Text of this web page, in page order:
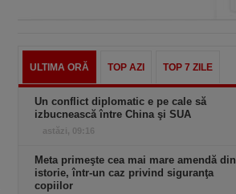
ULTIMA ORĂ TOP AZI TOP 7 ZILE
Un conflict diplomatic e pe cale să
izbucnească între China şi SUA
astăzi, 09:16
Meta primeşte cea mai mare amendă din
istorie, într-un caz privind siguranţa
copiilor